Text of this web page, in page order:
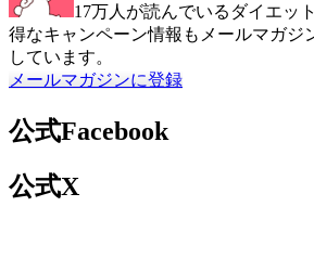
17万人が読んでいるダイエッ
得なキャンペーン情報もメールマガジ
しています。
メールマガジンに登録
公式Facebook
公式X